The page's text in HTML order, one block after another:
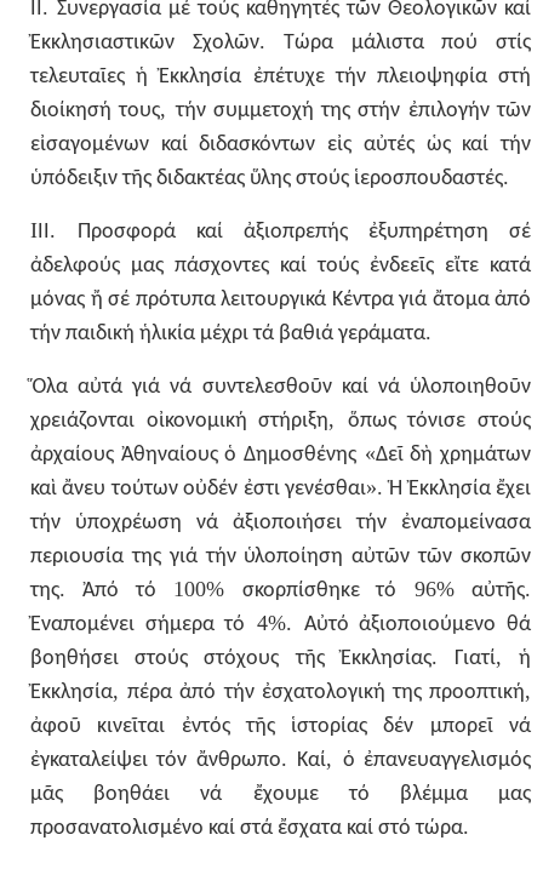
ΙΙ. Συνεργασία μέ τούς καθηγητές τῶν Θεολογικῶν καί
Ἐκκλησιαστικῶν
Σχολῶν.Τώρα μάλιστα πού
στίς
τελευταῖες ἡ Ἐκκλησία ἐπέτυχε τήν πλειοψηφία στή
διοίκησή τους,τήν συμμετοχή της στήν ἐπιλογήν τῶν
εἰσαγομένων καί διδασκόντων εἰς αὐτές ὡς καί τήν
ὑπόδειξιν τῆς διδακτέας ὕλης στούς ἱεροσπουδαστές.
IΙΙ. Προσφορά καί ἀξιοπρεπής ἐξυπηρέτηση
σέ
ἀδελφούς μας πάσχοντες καί τούς ἐνδεεῖς εἴτε κατά
μόνας ἤ σέ πρότυπα λειτουργικά Κέντρα γιά ἄτομα ἀπό
τήν παιδική ἡλικία μέχρι τά βαθιά γεράματα.
Ὅλα αὐτά γιά νά συντελεσθοῦν καί νά ὑλοποιηθοῦν
χρειάζονται οἰκονομική στήριξη, ὅπως τόνισε στούς
ἀρχαίους Ἀθηναίους ὁ Δημοσθένης «Δεῖ δὴ χρημάτων
καὶ ἄνευ τούτων οὐδέν ἐστι γενέσθαι».Ἡ Ἐκκλησία ἔχει
τήν
ὑποχρέωση νά ἀξιοποιήσει τήν
ἐναπομείνασα
περιουσία της γιά τήν ὑλοποίηση αὐτῶν τῶν σκοπῶν
της.Ἀπό τό 100% σκορπίσθηκε τό 96%αὐτῆς.
Ἐναπομένει σήμερα τό 4%. Αὐτό ἀξιοποιούμενο θά
βοηθήσει
στούς στόχους τῆς Ἐκκλησίας. Γιατί,ἡ
Ἐκκλησία,πέρα ἀπό τήν ἐσχατολογική της προοπτική,
ἀφοῦ κινεῖται ἐντός τῆς ἱστορίας δέν μπορεῖ
νά
ἐγκαταλείψει τόν ἄνθρωπο. Καί, ὁ ἐπανευαγγελισμός
μᾶς
βοηθάει νά ἔχουμε τό βλέμμα
μας
προσανατολισμένο καί στά ἔσχατα καί στό τώρα.